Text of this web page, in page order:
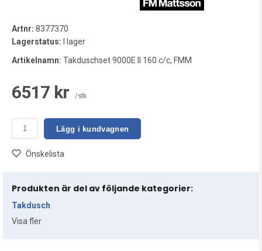
Artnr: 8377370
Lagerstatus: I lager
Artikelnamn: Takduschset 9000E II 160 c/c, FMM
6517 kr /stk
Lägg i kundvagnen
Önskelista
Produkten är del av följande kategorier:
Takdusch
Visa fler